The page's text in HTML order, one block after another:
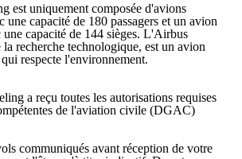
est uniquement composée d'avions
capacité de 180 passagers et un avion
capacité de 144 sièges. L'Airbus
recherche technologique, est un avion
respecte l'environnement.
a reçu toutes les autorisations requises
de l'aviation civile (DGAC)
communiqués avant réception de votre